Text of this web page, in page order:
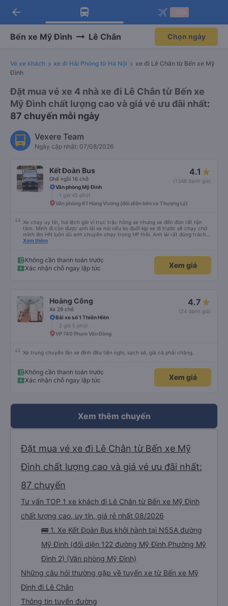
Tải app Vexere ngay!
Nhận ưu đãi thành viên độc
Mở app
Tải app Vexere
-30k/ghế khi đặt vé máy bay qua
Mở app
arrow_back
Bến xe Mỹ Đình Lê Chân Chọn ngày
Vé xe khách xe đi Hải Phòng từ Hà Nội
xe đi Lê Chân từ Bến xe Mỹ
Đình
Đặt mua vé xe 4 nhà xe đi Lê Chân từ Bến xe
Mỹ Đình chất lượng cao và giá vé ưu đãi nhất:
87 chuyến mỗi ngày
Vexere Team
Ngày cập nhật: 07/08/2026
Kết Đoàn Bus
Ghế ngồi 16 chỗ
4.1
(1348 đánh giá)
Văn phòng Mỹ Đình
1 giờ 45 phút
Văn phòng 61 Hùng Vương (đối diện bến xe Thượng Lý)
Xe chạy uy tín, hơi lệch giờ vì trục trặc hỏng xe nhưng xe đến đón rất tận
tâm. Mình đi còn được anh lái xe nói nếu ko đuổi kịp xe đi trước sẽ chạy chở
mình lên HN luôn dù anh chuyên chạy trong HP thôi. Anh lái rất đúng trách
nhiệm của công ty là đặt khách lên hàng đầu. Sẽ ủng hộ xe dài dài. P/s: xe
Xem thêm
Không cần thanh toán trước
Xác nhận chỗ ngay lập tức
Xem giá
Hoàng Công
Xe 29 chỗ
4.7
(24 đánh giá)
Bãi xe số 1 Thiên Hiền
2 giờ 5 phút
VP 740 Phạm Văn Đồng
Xe trung chuyển lẫn xe đính đều tiện nghi, sạch sẽ, giá cả phải chăng.
Không cần thanh toán trước
Xác nhận chỗ ngay lập tức
Xem giá
Xem thêm chuyến
Đặt mua vé xe đi Lê Chân từ Bến xe Mỹ
Đình chất lượng cao và giá vé ưu đãi nhất:
87 chuyến
Tư vấn TOP 1 xe khách đi Lê Chân từ Bến xe Mỹ Đình
chất lượng cao, uy tín, giá rẻ nhất 08/2026
🚌 1. Xe Kết Đoàn Bus khởi hành tại N55A đường
Mỹ Đình (đối diện 122 đường Mỹ Đình,Phường Mỹ
Đình 2) (Văn phòng Mỹ Đình)
Những câu hỏi thường gặp về tuyến xe từ Bến xe Mỹ
Đình đi Lê Chân
Thông tin tuyến đường